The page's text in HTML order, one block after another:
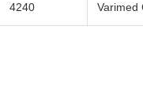
4240 Varimed